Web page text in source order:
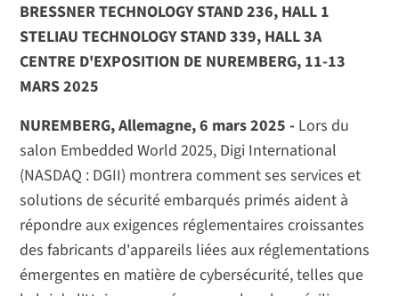
BRESSNER TECHNOLOGY STAND 236, HALL 1
STELIAU TECHNOLOGY STAND 339, HALL 3A
CENTRE D'EXPOSITION DE NUREMBERG, 11-13
MARS 2025
NUREMBERG, Allemagne, 6 mars 2025 - Lors du
salon Embedded World 2025, Digi International
(NASDAQ : DGII) montrera comment ses services et
solutions de sécurité embarqués primés aident à
répondre aux exigences réglementaires croissantes
des fabricants d'appareils liées aux réglementations
émergentes en matière de cybersécurité, telles que